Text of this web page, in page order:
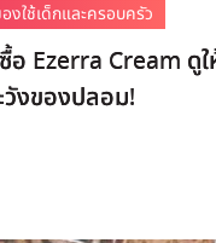
งใช้เด็กและครอบครัว
อ Ezerra Cream ดู
วังของปลอม!